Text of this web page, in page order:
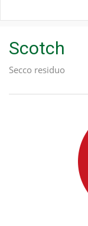
Scotch
Secco residuo